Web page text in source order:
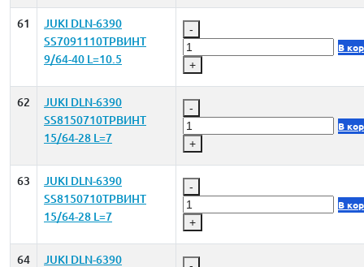
61
JUKI DLN-6390
SS7091110TPВИНТ
9/64-40 L=10.5
-
+
В
62
JUKI DLN-6390
SS8150710TPВИНТ
15/64-28 L=7
-
+
В
63
JUKI DLN-6390
SS8150710TPВИНТ
15/64-28 L=7
-
+
В
64
JUKI DLN-6390